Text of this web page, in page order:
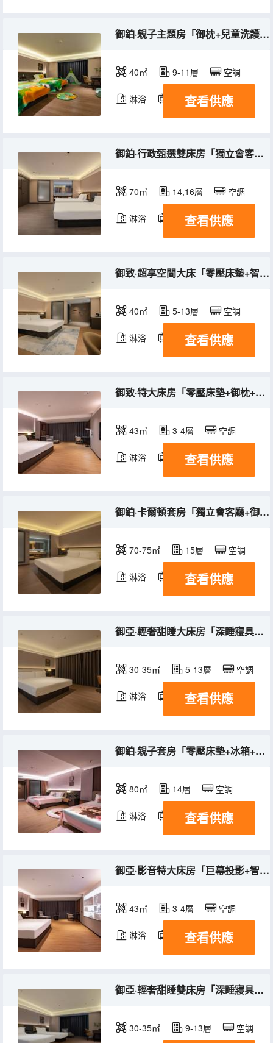
御鉑·親子主題房「御枕+兒童洗護+兒童腳蹬+智能馬桶」
40㎡ 9-11層 空調
淋浴 電視機
查看供應
御鉑·行政甄選雙床房「獨立會客區＋梳粧間+迷你冰箱」
70㎡ 14,16層 空調
淋浴 電視機
查看供應
御致·超享空間大床「零壓床墊+智能客控+御枕+沙發椅」
40㎡ 5-13層 空調
淋浴 電視機
查看供應
御致·特大床房「零壓床墊+御枕+智能客控」
43㎡ 3-4層 空調
淋浴 電視機
查看供應
御鉑·卡爾頓套房「獨立會客廳+御枕+迷你冰箱」
70-75㎡ 15層 空調
淋浴 電視機 冰箱
查看供應
御亞·輕奢甜睡大床房「深睡寢具＋御枕＋趣味書籍＋衣帽間」
30-35㎡ 5-13層 空調
淋浴 電視機
查看供應
御鉑·親子套房「零壓床墊+冰箱+超享空間+智能客控」
80㎡ 14層 空調
淋浴 電視機
查看供應
御亞·影音特大床房「巨幕投影+智能馬桶+超享空間」
43㎡ 3-4層 空調
淋浴 電視機
查看供應
御亞·輕奢甜睡雙床房「深睡寢具＋御枕＋趣味書籍＋衣帽間」
30-35㎡ 9-13層 空調